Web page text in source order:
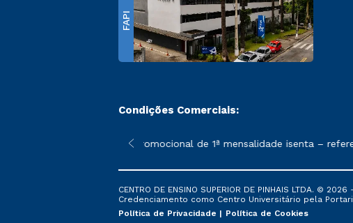
FAPI
Condições Comerciais:
sofrer alterações nos períodos de rematrícula conforme
*A condição promocional de 1ª mensalidade isenta –
CENTRO DE ENSINO SUPERIOR DE PINHAIS LTDA. ©
Credenciamento como Centro Universitário pela
Política de Privacidade
Política de Cookies